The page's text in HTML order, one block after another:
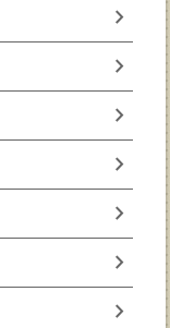
chevron_right
chevron_right
chevron_right
chevron_right
chevron_right
chevron_right
chevron_right